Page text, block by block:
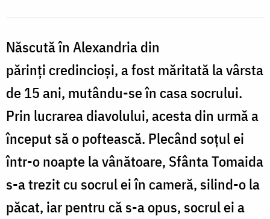
Născută în Alexandria din
părinți credincioși, a fost măritată la vârsta
de 15 ani, mutându-se în casa socrului.
Prin lucrarea diavolului, acesta din urmă a
început să o poftească. Plecând soțul ei
într-o noapte la vânătoare, Sfânta Tomaida
s-a trezit cu socrul ei în cameră, silind-o la
păcat, iar pentru că s-a opus, socrul ei a